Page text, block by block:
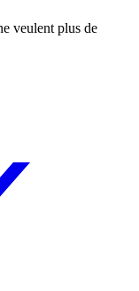
veulent plus de